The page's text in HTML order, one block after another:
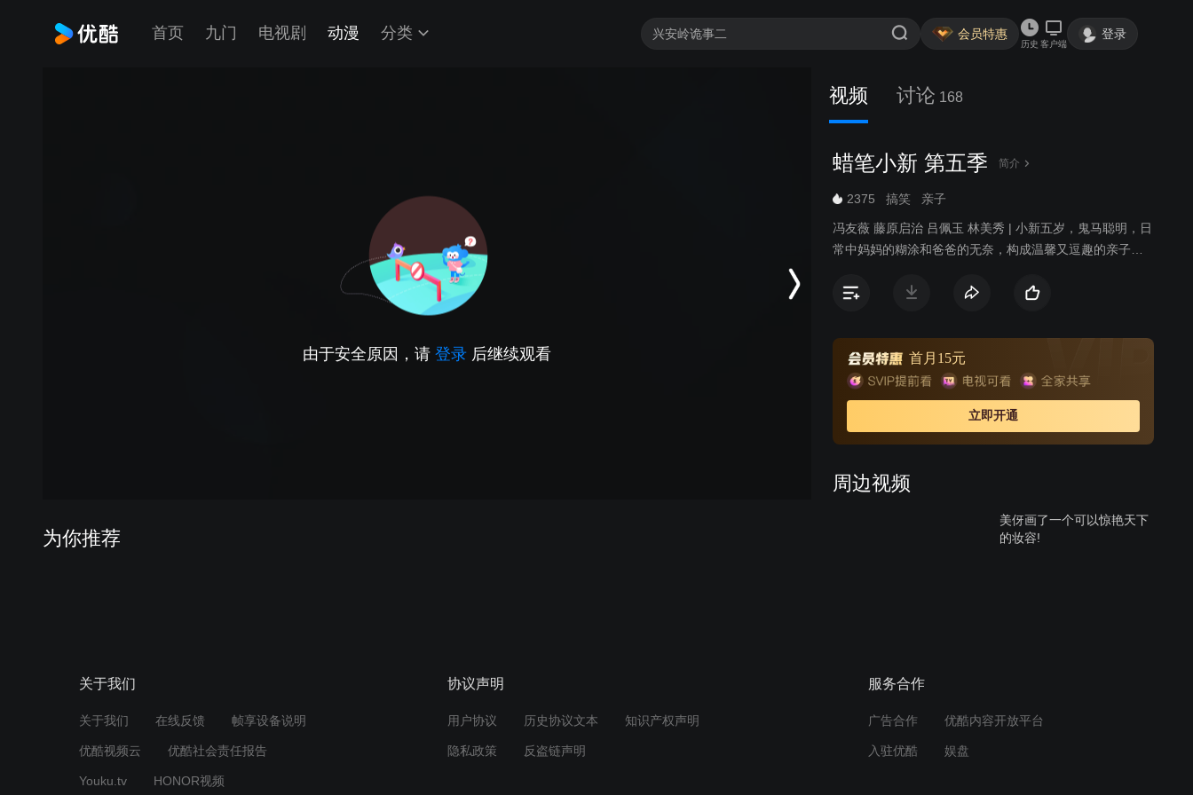
首页 九门 电视剧 动漫 分类 会员特惠
历史 客户端
登录
由于安全原因，请 登录 后继续观看
视频 讨论 168
蜡笔小新 第五季 简介
2375 搞笑 亲子
冯友薇 藤原启治 吕佩玉 林美秀 | 小新五岁，鬼马聪明，日
常中妈妈的糊涂和爸爸的无奈，构成温馨又逗趣的亲子喜
首月15元
立即开通
周边视频
美伢画了一个可以惊艳天下
的妆容!
老大正在传简讯，可是她不
为你推荐
关于我们
关于我们 在线反馈 帧享设备说明
优酷视频云 优酷社会责任报告
Youku.tv HONOR视频
协议声明
用户协议 历史协议文本 知识产权声明
隐私政策 反盗链声明
服务合作
广告合作 优酷内容开放平台
入驻优酷 娱盘